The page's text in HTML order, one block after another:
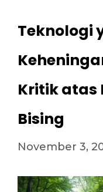
Teknologi
Kritik atas
Bising
November 3,